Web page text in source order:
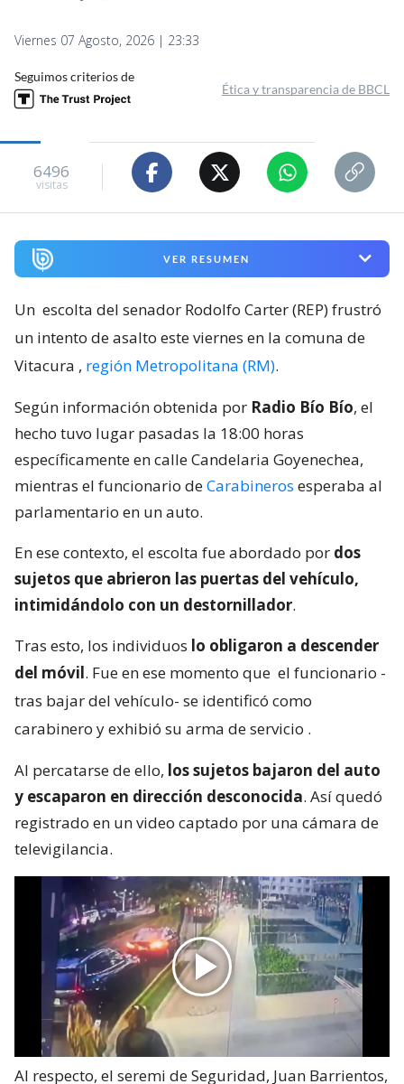
Viernes 07 Agosto, 2026 | 23:33
Seguimos criterios de
Ética y transparencia de BBCL
6496
visitas
VER RESUMEN
Un escolta del senador Rodolfo Carter (REP) frustró
un intento de asalto este viernes en la comuna de
Vitacura , región Metropolitana (RM).
Según información obtenida por Radio Bío Bío, el
hecho tuvo lugar pasadas la 18:00 horas
específicamente en calle Candelaria Goyenechea,
mientras el funcionario deCarabineros esperaba al
parlamentario en un auto.
En ese contexto, el escolta fue abordado por dos
sujetos que abrieron las puertas del vehículo,
intimidándolo con un destornillador.
Tras esto, los individuos lo obligaron a descender
del móvil. Fue en ese momento que el funcionario -
tras bajar del vehículo- se identificó como
carabinero y exhibió su arma de servicio .
Al percatarse de ello, los sujetos bajaron del auto
y escaparon en dirección desconocida. Así quedó
registrado en un video captado por una cámara de
televigilancia.
Al respecto, el seremi de Seguridad, Juan Barrientos,